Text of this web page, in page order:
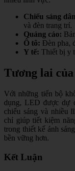
Chiếu sáng
và đèn trang trí.
Quảng cáo:
Ô tô: Đèn pha,
Y tế: Thiết bị y
Tương lai
Với những tiến bộ
dụng, LED được dự
chiếu sáng và nhiều
chỉ giúp tiết kiệm
trong thiết kế ánh
bền vững hơn.
Kết Luận